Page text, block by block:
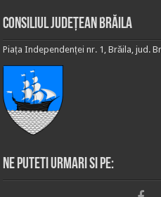
Consiliul Județean Brăila
Piața Independenței nr. 1, Brăila, jud.
Ne puteti urmari si pe: